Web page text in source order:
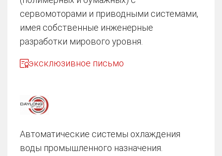
сервомоторами и приводными системами,
имея собственные инженерные
разработки мирового уровня.
эксклюзивное письмо
Автоматические системы охлаждения
воды промышленного назначения.